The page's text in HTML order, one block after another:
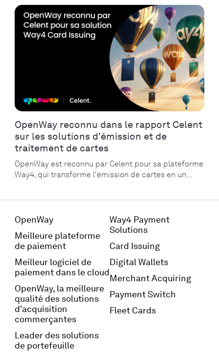
OpenWay reconnu dans le rapport Celent
sur les solutions d'émission et de
traitement de cartes
OpenWay est reconnu par Celent pour sa plateforme
Way4, qui transforme l'émission de cartes en un...
OpenWay
Meilleure plateforme
de paiement
Meilleur logiciel de
paiement dans le cloud
OpenWay, la meilleure
qualité des solutions
d'acquisition
commerçantes
Leader des solutions
de portefeuille
Way4 Payment
Solutions
Card Issuing
Digital Wallets
Merchant Acquiring
Payment Switch
Fleet Cards